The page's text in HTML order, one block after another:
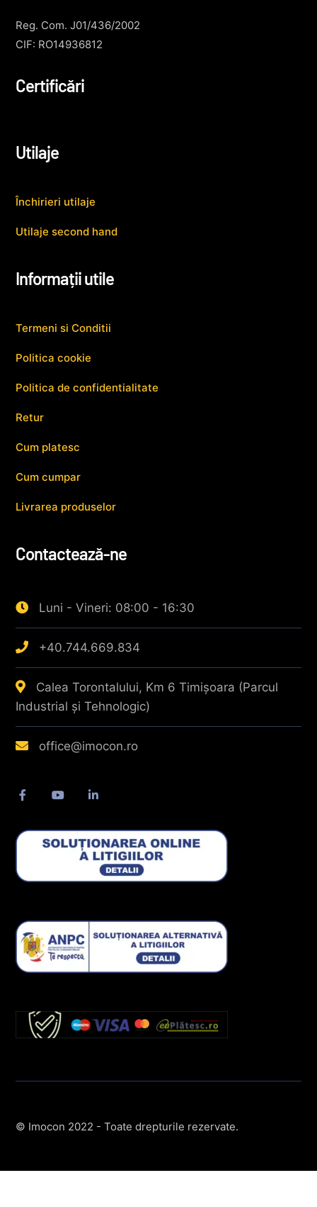
Reg. Com. J01/436/2002
CIF: RO14936812
Certificări
Utilaje
Închirieri utilaje
Utilaje second hand
Informații utile
Termeni si Conditii
Politica cookie
Politica de confidentialitate
Retur
Cum platesc
Cum cumpar
Livrarea produselor
Contactează-ne
Luni - Vineri: 08:00 - 16:30
+40.744.669.834
Calea Torontalului, Km 6 Timișoara (Parcul
Industrial și Tehnologic)
office@imocon.ro
© Imocon 2022 - Toate drepturile rezervate.